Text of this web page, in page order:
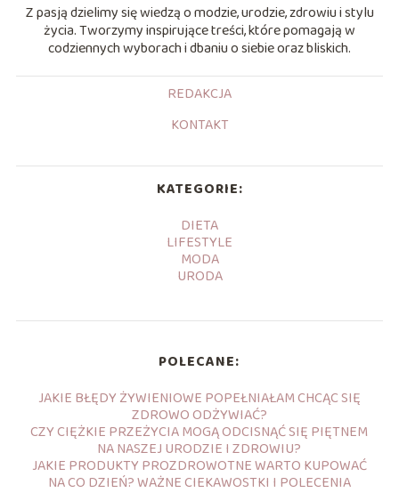
Z pasją dzielimy się wiedzą o modzie, urodzie, zdrowiu i stylu
życia. Tworzymy inspirujące treści, które pomagają w
codziennych wyborach i dbaniu o siebie oraz bliskich.
REDAKCJA
KONTAKT
KATEGORIE:
DIETA
LIFESTYLE
MODA
URODA
POLECANE:
JAKIE BŁĘDY ŻYWIENIOWE POPEŁNIAŁAM CHCĄC SIĘ
ZDROWO ODŻYWIAĆ?
CZY CIĘŻKIE PRZEŻYCIA MOGĄ ODCISNĄĆ SIĘ PIĘTNEM
NA NASZEJ URODZIE I ZDROWIU?
JAKIE PRODUKTY PROZDROWOTNE WARTO KUPOWAĆ
NA CO DZIEŃ? WAŻNE CIEKAWOSTKI I POLECENIA